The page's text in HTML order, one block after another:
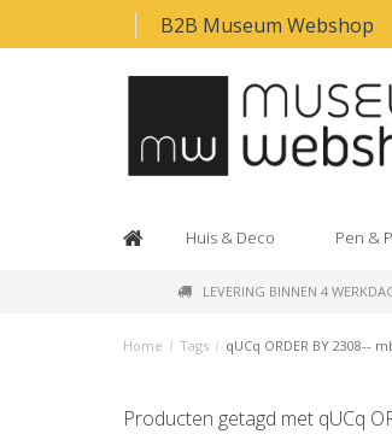
B2B Museum Webshop
Huis & Deco Pen &
LEVERING BINNEN 4
Home / Tags / qUCq ORDER BY 2308--
Producten getagd met qUCq